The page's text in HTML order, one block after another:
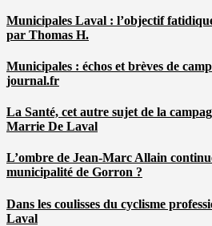
Municipales Laval : l’objectif
par Thomas H.
Municipales : échos et brèves de
journal.fr
La Santé, cet autre sujet de la
Marrie De Laval
L’ombre de Jean-Marc Allain
municipalité de Gorron ?
Dans les coulisses du cyclisme
Laval